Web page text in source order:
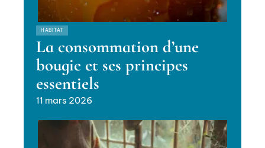
HABITAT
La consommation d’une
bougie et ses principes
essentiels
11 mars 2026